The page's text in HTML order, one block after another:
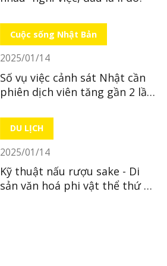
Cuộc sống Nhật Bản
2025/01/14
Số vụ việc cảnh sát Nhật cần
phiên dịch viên tăng gần 2 lần
DU LỊCH
2025/01/14
Kỹ thuật nấu rượu sake - Di
sản văn hoá phi vật thể thứ 23